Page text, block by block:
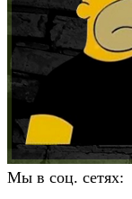
Мы в соц. сетях: